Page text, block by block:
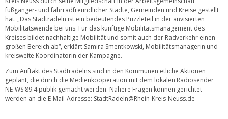
fußgänger- und fahrradfreundlicher Städte, Gemeinden und Kreise gestellt
hat. „Das Stadtradeln ist ein bedeutendes Puzzleteil in der anvisierten
Mobilitätswende bei uns. Für das künftige Mobilitätsmanagement des
Kreises bildet nachhaltige Mobilität und somit auch der Radverkehr einen
großen Bereich ab“, erklärt Samira Smentkowski, Mobilitätsmanagerin und
kreisweite Koordinatorin der Kampagne.
Zum Auftakt des Stadtradelns sind in den Kommunen etliche Aktionen
geplant, die durch die Medienkooperation mit dem lokalen Radiosender
NE-WS 89.4 publik gemacht werden. Nähere Fragen können gerichtet
werden an die E-Mail-Adresse: StadtRadeln@Rhein-Kreis-Neuss.de